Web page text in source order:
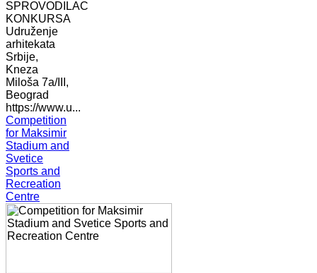
SPROVODILAC
KONKURSA
Udruženje
arhitekata
Srbije,
Kneza
Miloša 7a/III,
Beograd
https://www.u...
Competition
for Maksimir
Stadium and
Svetice
Sports and
Recreation
Centre